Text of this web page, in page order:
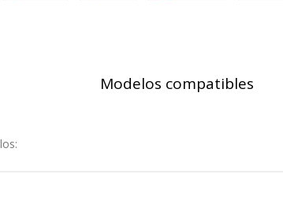
Modelos compatibles
lo tanto, es anónima.